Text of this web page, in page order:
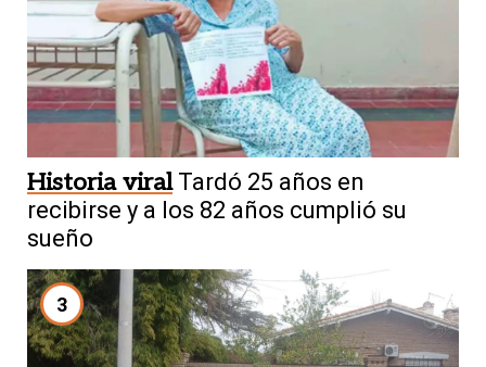
Historia viral Tardó 25 años en
recibirse y a los 82 años cumplió su
sueño
3